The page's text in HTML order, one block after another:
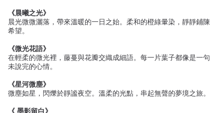
《晨曦之光》
晨光微微灑落，帶來溫暖的一日之始。柔和的橙綠暈染，靜靜鋪陳
希望。
《微光花語》
在輕柔的微光裡，藤蔓與花瓣交織成細語。每一片葉子都像是一句
未說完的心情。
《星河微塵》
微塵如星，閃爍於靜謐夜空。溫柔的光點，串起無聲的夢境之旅。
《 墨影留白》